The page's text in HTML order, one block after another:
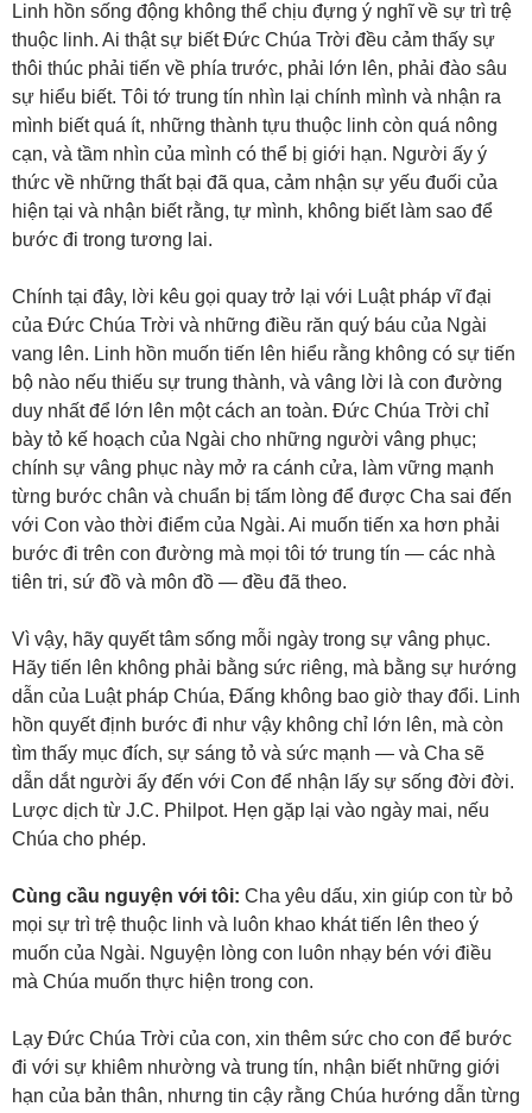
Linh hồn sống động không thể chịu đựng ý nghĩ về sự trì trệ
thuộc linh. Ai thật sự biết Đức Chúa Trời đều cảm thấy sự
thôi thúc phải tiến về phía trước, phải lớn lên, phải đào sâu
sự hiểu biết. Tôi tớ trung tín nhìn lại chính mình và nhận ra
mình biết quá ít, những thành tựu thuộc linh còn quá nông
cạn, và tầm nhìn của mình có thể bị giới hạn. Người ấy ý
thức về những thất bại đã qua, cảm nhận sự yếu đuối của
hiện tại và nhận biết rằng, tự mình, không biết làm sao để
bước đi trong tương lai.
Chính tại đây, lời kêu gọi quay trở lại với Luật pháp vĩ đại
của Đức Chúa Trời và những điều răn quý báu của Ngài
vang lên. Linh hồn muốn tiến lên hiểu rằng không có sự tiến
bộ nào nếu thiếu sự trung thành, và vâng lời là con đường
duy nhất để lớn lên một cách an toàn. Đức Chúa Trời chỉ
bày tỏ kế hoạch của Ngài cho những người vâng phục;
chính sự vâng phục này mở ra cánh cửa, làm vững mạnh
từng bước chân và chuẩn bị tấm lòng để được Cha sai đến
với Con vào thời điểm của Ngài. Ai muốn tiến xa hơn phải
bước đi trên con đường mà mọi tôi tớ trung tín — các nhà
tiên tri, sứ đồ và môn đồ — đều đã theo.
Vì vậy, hãy quyết tâm sống mỗi ngày trong sự vâng phục.
Hãy tiến lên không phải bằng sức riêng, mà bằng sự hướng
dẫn của Luật pháp Chúa, Đấng không bao giờ thay đổi. Linh
hồn quyết định bước đi như vậy không chỉ lớn lên, mà còn
tìm thấy mục đích, sự sáng tỏ và sức mạnh — và Cha sẽ
dẫn dắt người ấy đến với Con để nhận lấy sự sống đời đời.
Lược dịch từ J.C. Philpot. Hẹn gặp lại vào ngày mai, nếu
Chúa cho phép.
Cùng cầu nguyện với tôi: Cha yêu dấu, xin giúp con từ bỏ
mọi sự trì trệ thuộc linh và luôn khao khát tiến lên theo ý
muốn của Ngài. Nguyện lòng con luôn nhạy bén với điều
mà Chúa muốn thực hiện trong con.
Lạy Đức Chúa Trời của con, xin thêm sức cho con để bước
đi với sự khiêm nhường và trung tín, nhận biết những giới
hạn của bản thân, nhưng tin cậy rằng Chúa hướng dẫn từng